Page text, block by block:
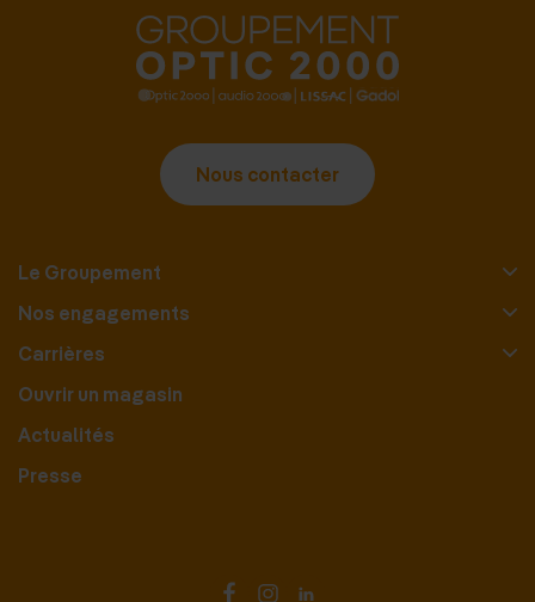
Nous contacter
Le Groupement
Nos engagements
Carrières
Ouvrir un magasin
Actualités
Presse